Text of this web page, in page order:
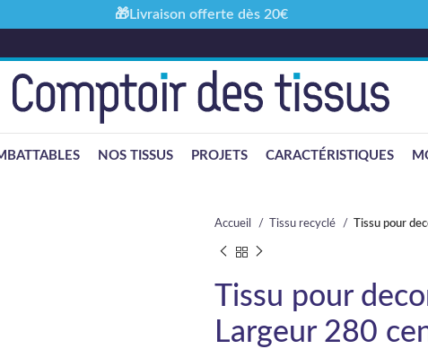
NOS TISSUS PROJETS CARACTÉRISTIQUES
Accueil Tissu recyclé Tissu pour
Tissu pour
Largeur 280
🎁Livraison offerte dès 20€